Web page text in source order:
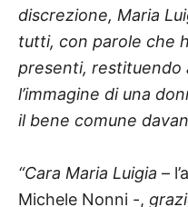
discrezione, Maria
tutti, con parole che
presenti, restituendo
l’immagine di una
il bene comune
“Cara Maria Luigia –
Michele Nonni -,